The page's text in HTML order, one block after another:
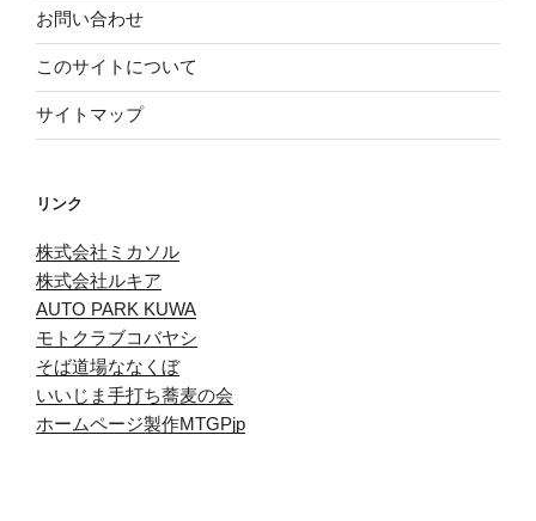
お問い合わせ
このサイトについて
サイトマップ
リンク
株式会社ミカソル
株式会社ルキア
AUTO PARK KUWA
モトクラブコバヤシ
そば道場ななくぼ
いいじま手打ち蕎麦の会
ホームページ製作MTGPjp